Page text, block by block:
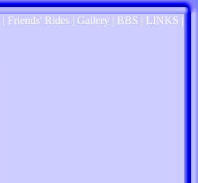
| Friends' Rides | Gallery | BBS | LINKS |